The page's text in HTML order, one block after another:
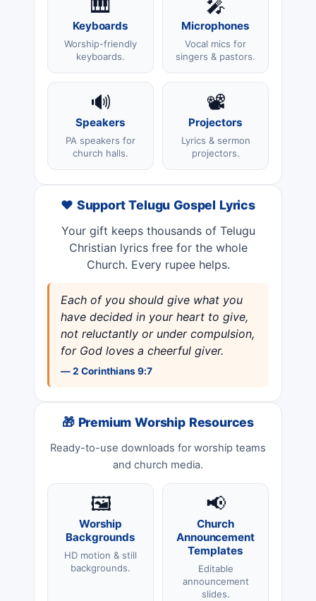
🎹
Keyboards
Worship-friendly
keyboards.
🎤
Microphones
Vocal mics for
singers & pastors.
🔊
Speakers
PA speakers for
church halls.
📽️
Projectors
Lyrics & sermon
projectors.
❤️ Support Telugu Gospel Lyrics
Your gift keeps thousands of Telugu
Christian lyrics free for the whole
Church. Every rupee helps.
Each of you should give what you
have decided in your heart to give,
not reluctantly or under compulsion,
for God loves a cheerful giver.
— 2 Corinthians 9:7
🎁 Premium Worship Resources
Ready-to-use downloads for worship teams
and church media.
🖼️
Worship
Backgrounds
HD motion & still
backgrounds.
📢
Church
Announcement
Templates
Editable
announcement
slides.